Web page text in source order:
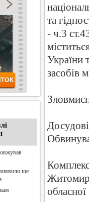
ще
та
- ч.3
України
засобів